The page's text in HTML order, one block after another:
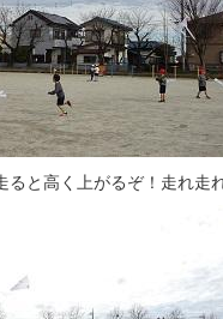
と高く上がるぞ！走れ走